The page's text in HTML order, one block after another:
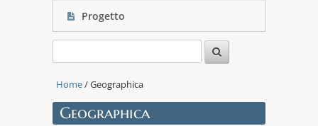
Progetto
Home/ Geographica
Geographica